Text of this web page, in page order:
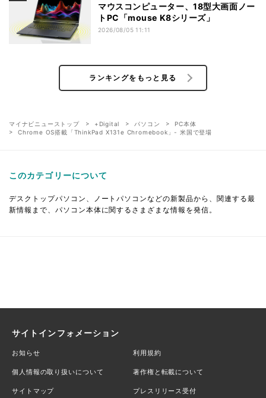
マウスコンピューター、18型大画面ノー
トPC「mouse K8シリーズ」
2026/08/05 11:11
ランキングをもっと見る
マイナビニューストップ +Digital パソコン
PC本体
Chrome OS搭載「ThinkPad X131e Chromebook」- 米国で登場
このカテゴリーについて
デスクトップパソコン、ノートパソコンなどの新製品から、関連する最
新情報まで、パソコン本体に関するさまざまな情報を発信。
サイトインフォメーション
お知らせ 利用規約
個人情報の取り扱いについて 著作権と転載について
サイトマップ プレスリリース受付